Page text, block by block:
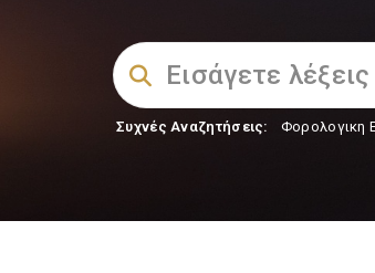
Συχνές Αναζητήσεις: Φορολογικη